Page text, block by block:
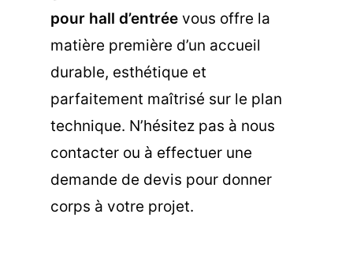
pour hall d’entrée vous offre la
matière première d’un accueil
durable, esthétique et
parfaitement maîtrisé sur le plan
technique. N’hésitez pas à nous
contacter ou à effectuer une
demande de devis pour donner
corps à votre projet.